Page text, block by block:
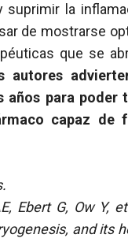
suprimir la
de mostrarse
que se
autores
años para poder
capaz de
Ebert G, Ow Y,
and its